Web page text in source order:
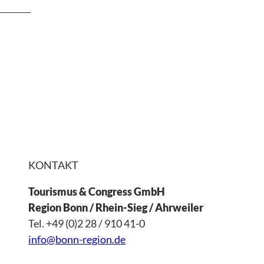
KONTAKT
Tourismus & Congress GmbH
Region Bonn / Rhein-Sieg / Ahrweiler
Tel. +49 (0)2 28 / 910 41-0
info@bonn-region.de